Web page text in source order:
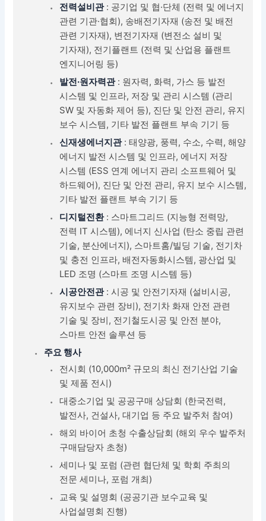
전력설비관 : 공기업 및 협·단체 (전력 및 에너지
관련 기관·협회), 송배전기자재 (송전 및 배전
관련 기자재), 변전기자재 (변전소 설비 및
기자재), 전기플랜트 (전력 및 산업용 플랜트
엔지니어링 등)
발전·원자력관 : 원자력, 화력, 가스 등 발전
시스템 및 인프라, 저장 및 관리 시스템 (관리
SW 및 자동화 제어 등), 진단 및 안전 관리, 유지
보수 시스템, 기타 발전 플랜트 부속 기기 등
신재생에너지관 : 태양광, 풍력, 수소, 수력, 해양
에너지 발전 시스템 및 인프라, 에너지 저장
시스템 (ESS 연계 에너지 관리 소프트웨어 및
하드웨어), 진단 및 안전 관리, 유지 보수 시스템,
기타 발전 플랜트 부속 기기 등
디지털전환 : 스마트그리드 (지능형 전력망,
전력 IT 시스템), 에너지 신사업 (탄소 중립 관련
기술, 분산에너지), 스마트홈/빌딩 기술, 전기차
및 충전 인프라, 배전자동화시스템, 광산업 및
LED 조명 (스마트 조명 시스템 등)
시공안전관 : 시공 및 안전기자재 (설비시공,
유지보수 관련 장비), 전기차 화재 안전 관련
기술 및 장비, 전기철도시공 및 안전 분야,
스마트 안전 솔루션 등
주요 행사
전시회 (10,000m² 규모의 최신 전기산업 기술
및 제품 전시)
대중소기업 및 공공구매 상담회 (한국전력,
발전사, 건설사, 대기업 등 주요 발주처 참여)
해외 바이어 초청 수출상담회 (해외 우수 발주처
구매담당자 초청)
세미나 및 포럼 (관련 협단체 및 학회 주최의
전문 세미나, 포럼 개최)
교육 및 설명회 (공공기관 보수교육 및
사업설명회 진행)